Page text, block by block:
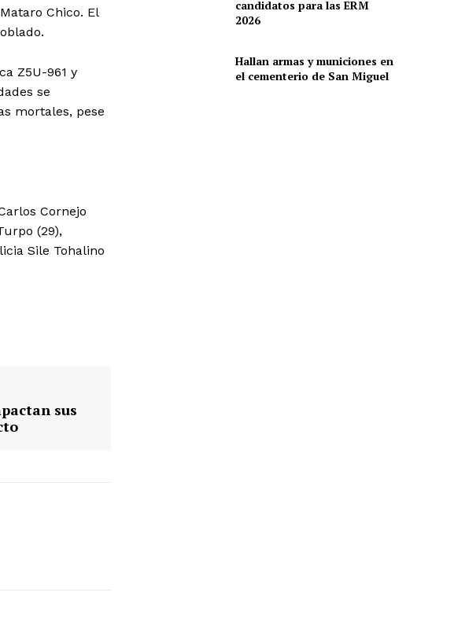
Chico. El
Z5U-961 y
se
mortales, pese
Cornejo
(29),
Sile Tohalino
sus
candidatos para las ERM
2026
Hallan armas y municiones en
el cementerio de San Miguel